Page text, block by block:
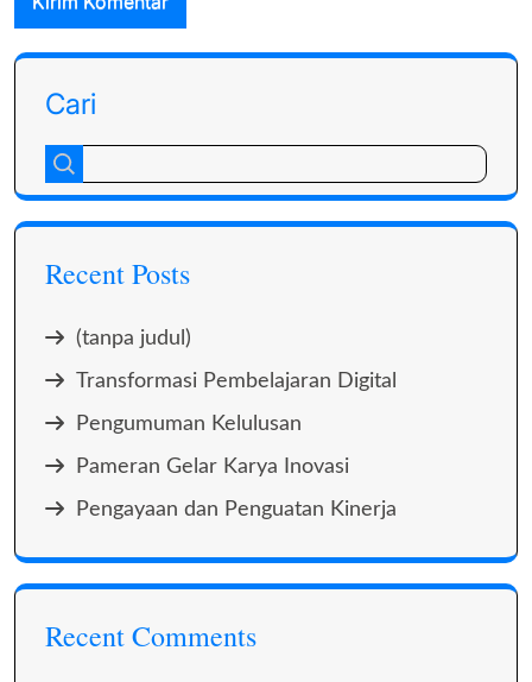
Cari
Recent Posts
(tanpa judul)
Transformasi Pembelajaran Digital
Pengumuman Kelulusan
Pameran Gelar Karya Inovasi
Pengayaan dan Penguatan Kinerja
Recent Comments